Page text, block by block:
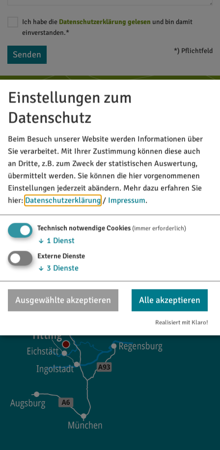
Ich habe die Datenschutzerklärung gelesen und bin damit
einverstanden.*
Senden *) Pflichtfeld
MARKT TITTING
Rathausplatz 1
85135 Titting
08423/9921-0
info@titting.de
TOURISTINFO
08423/9921-28
tourismus@titting.de
Einstellungen zum
Datenschutz
Beim Besuch unserer Website werden Informationen über
Sie verarbeitet. Mit Ihrer Zustimmung können diese auch
an Dritte, z.B. zum Zweck der statistischen Auswertung,
übermittelt werden. Sie können die hier vorgenommenen
Einstellungen jederzeit abändern. Mehr dazu erfahren Sie
hier: Datenschutzerklärung / Impressum.
Technisch notwendige Cookies(immer erforderlich)
↓ 1 Dienst
Externe Dienste
↓ 3 Dienste
Ausgewählte akzeptieren Alle akzeptieren
Realisiert mit Klaro!